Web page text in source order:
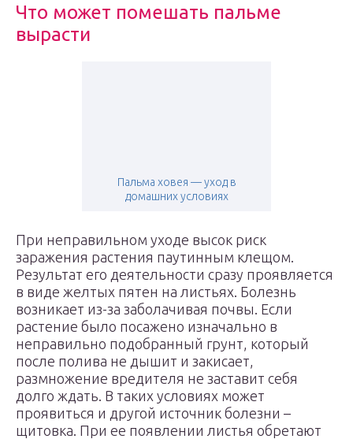
Что может помешать пальме
вырасти
Пальма ховея — уход в
домашних условиях
При неправильном уходе высок риск
заражения растения паутинным клещом.
Результат его деятельности сразу проявляется
в виде желтых пятен на листьях. Болезнь
возникает из-за заболачивая почвы. Если
растение было посажено изначально в
неправильно подобранный грунт, который
после полива не дышит и закисает,
размножение вредителя не заставит себя
долго ждать. В таких условиях может
проявиться и другой источник болезни –
щитовка. При ее появлении листья обретают